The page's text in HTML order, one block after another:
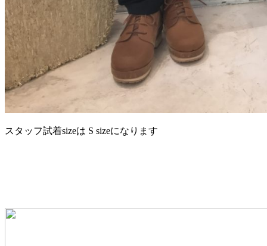
スタッフ試着sizeは S sizeになります